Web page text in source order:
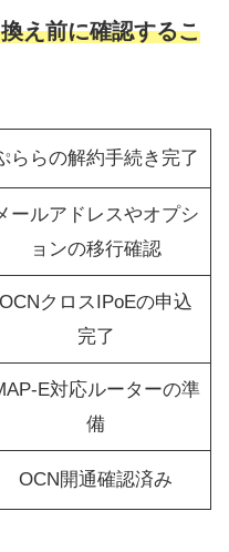
え前に確認するこ
ららの解約手続き完了
ールアドレスやオプシ
ョンの移行確認
OCNクロスIPoEの申込
完了
E対応ルーターの準
備
OCN開通確認済み